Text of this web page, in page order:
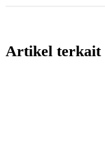
Artikel terkait